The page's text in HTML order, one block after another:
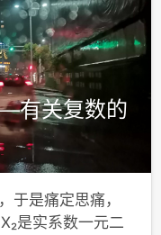
有关复数的
于是痛定思痛，
是实系数一元二